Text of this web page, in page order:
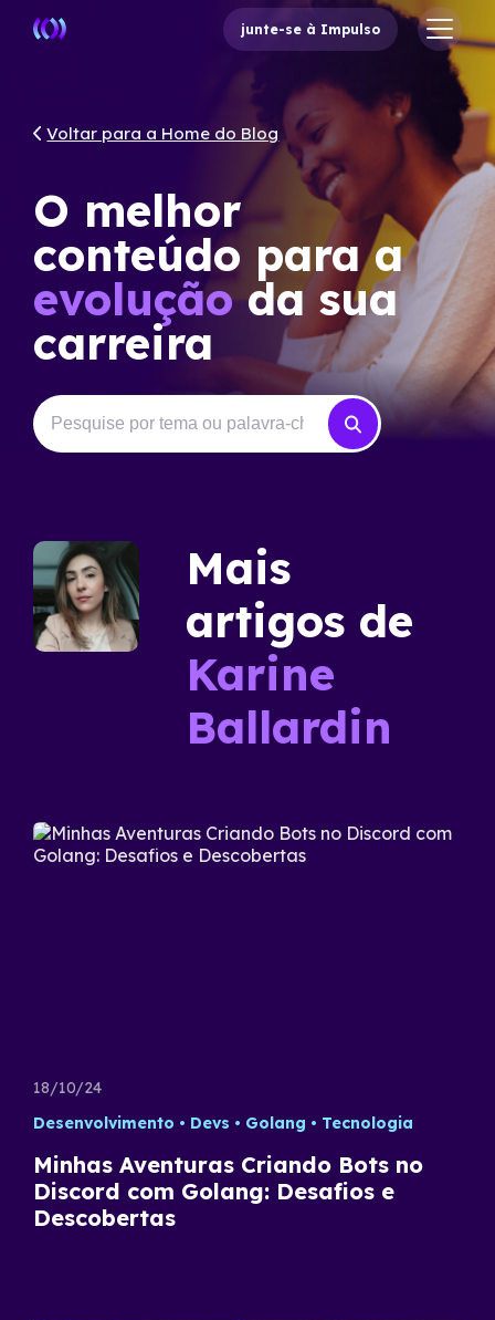
junte-se à Impulso
Voltar para a Home do Blog
O melhor
conteúdo para a
evolução da sua
carreira
Mais
artigos de
Karine
Ballardin
18/10/24
Desenvolvimento
Devs Golang Tecnologia
Minhas Aventuras Criando Bots no
Discord com Golang: Desafios e
Descobertas